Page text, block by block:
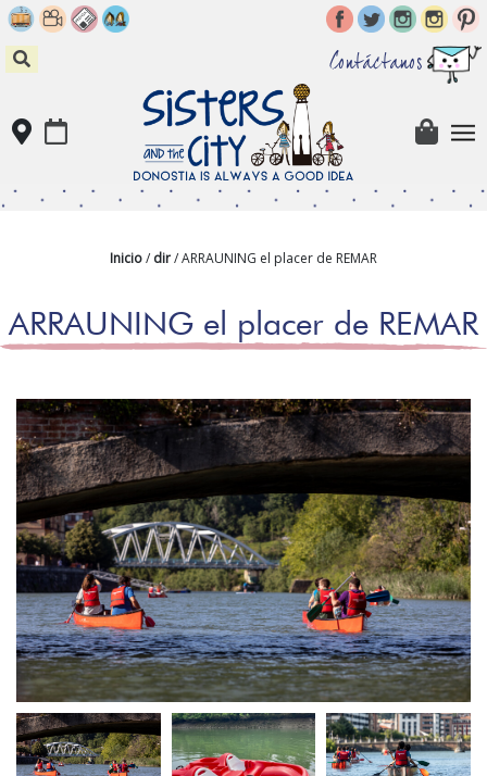
Skip
to
content
Contáctanos
Inicio/ dir/ ARRAUNING el placer de REMAR
ARRAUNING el placer de REMAR